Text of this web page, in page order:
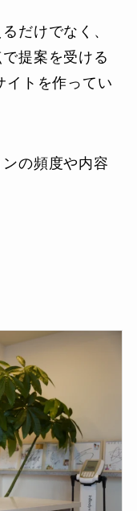
だけでなく、
提案を受ける
イトを作ってい
の頻度や内容